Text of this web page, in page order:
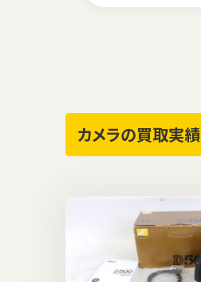
カメラの買取実績